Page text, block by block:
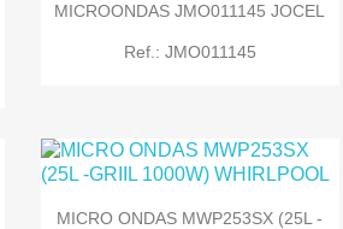
 Quick view
MICROONDAS JMO011145 JOCEL
Ref.: JMO011145
MICRO ONDAS MWP253SX (25L -